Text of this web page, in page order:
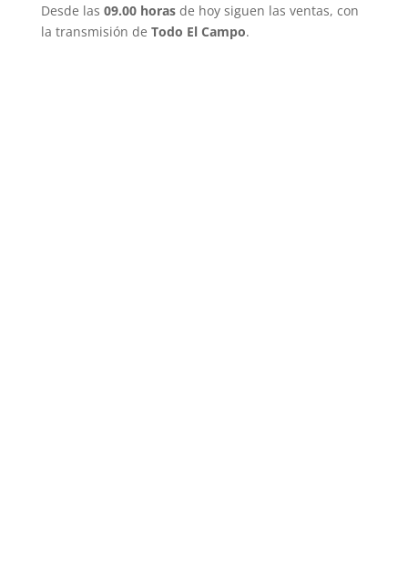
Desde las 09.00 horasde hoy siguen las ventas, con
la transmisión de Todo El Campo.